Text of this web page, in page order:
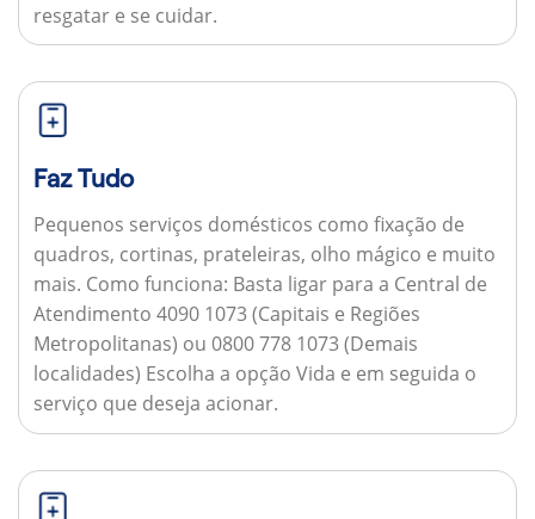
resgatar e se cuidar.
Faz Tudo
Pequenos serviços domésticos como fixação de
quadros, cortinas, prateleiras, olho mágico e muito
mais. Como funciona: Basta ligar para a Central de
Atendimento 4090 1073 (Capitais e Regiões
Metropolitanas) ou 0800 778 1073 (Demais
localidades) Escolha a opção Vida e em seguida o
serviço que deseja acionar.